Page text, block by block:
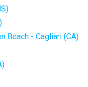
Beach - Cagliari (CA)